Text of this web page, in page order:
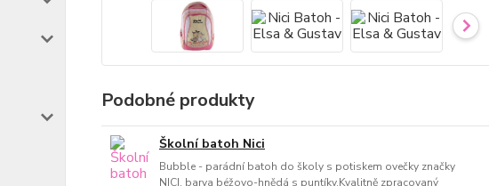
Podobné produkty
Školní batoh Nici
Bubble - parádní batoh do školy s potiskem ovečky značky
NICI, barva béžovo-hnědá s puntíky.Kvalitně zpracovaný